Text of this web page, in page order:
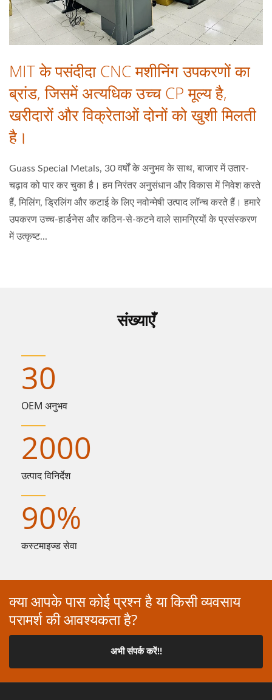
MIT के पसंदीदा CNC मशीनिंग उपकरणों का
ब्रांड, जिसमें अत्यधिक उच्च CP मूल्य है,
खरीदारों और विक्रेताओं दोनों को खुशी मिलती
है।
Guass Special Metals, 30 वर्षों के अनुभव के साथ, बाजार में उतार-
चढ़ाव को पार कर चुका है। हम निरंतर अनुसंधान और विकास में निवेश करते
हैं, मिलिंग, ड्रिलिंग और कटाई के लिए नवोन्मेषी उत्पाद लॉन्च करते हैं। हमारे
उपकरण उच्च-हार्डनेस और कठिन-से-कटने वाले सामग्रियों के प्रसंस्करण
में उत्कृष्ट...
संख्याएँ
30
OEM अनुभव
2000
उत्पाद विनिर्देश
90%
कस्टमाइज्ड सेवा
क्या आपके पास कोई प्रश्न है या किसी व्यवसाय
परामर्श की आवश्यकता है?
अभी संपर्क करें!!